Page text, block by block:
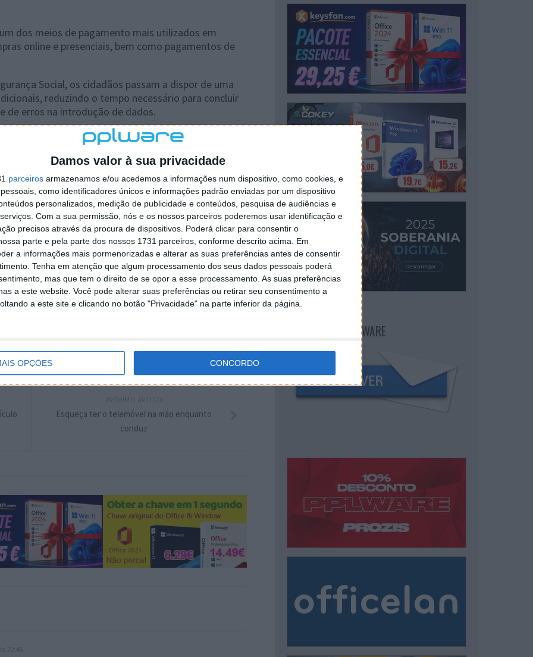
Damos valor à sua privacidade
parceiros armazenamos e/ou acedemos a informações num dispositivo, como cookies, e
como identificadores únicos e informações padrão enviadas por um dispositivo
personalizados, medição de publicidade e conteúdos, pesquisa de audiências e
Com a sua permissão, nós e os nossos parceiros poderemos usar identificação e
precisos através da procura de dispositivos. Poderá clicar para consentir o
parte e pela parte dos nossos 1731 parceiros, conforme descrito acima. Em
a informações mais pormenorizadas e alterar as suas preferências antes de consentir
Tenha em atenção que algum processamento dos seus dados pessoais poderá
mas que tem o direito de se opor a esse processamento. As suas preferências
a este website. Você pode alterar suas preferências ou retirar seu consentimento a
a este site e clicando no botão "Privacidade" na parte inferior da página.
OPÇÕES CONCORDO
dos meios de pagamento mais utilizados em
online e presenciais, bem como pagamentos de
Social, os cidadãos passam a dispor de uma
reduzindo o tempo necessário para concluir
de erros na introdução de dados.
dos serviços públicos, que tem
digitais e melhorar a experiência dos utilizadores
a entidades públicas? O que acha desta novidade
no Google Notícias
Autor: Pedro Pinto
Esqueça ter o telemóvel na mão enquanto
conduz
NEWSLETTER PPLWARE